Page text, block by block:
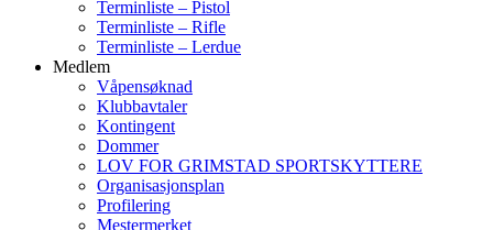
Terminliste – Pistol
Terminliste – Rifle
Terminliste – Lerdue
Medlem
Våpensøknad
Klubbavtaler
Kontingent
Dommer
LOV FOR GRIMSTAD SPORTSKYTTERE
Organisasjonsplan
Profilering
Mestermerket